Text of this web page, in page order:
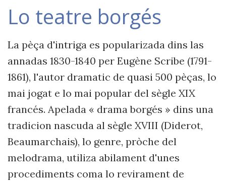
Lo teatre borgés
La pèça d'intriga es popularizada dins las
annadas 1830-1840 per Eugène Scribe (1791-
1861), l'autor dramatic de quasi 500 pèças, lo
mai jogat e lo mai popular del sègle XIX
francés. Apelada « drama borgés » dins una
tradicion nascuda al sègle XVIII (Diderot,
Beaumarchais), lo genre, pròche del
melodrama, utiliza abilament d'unes
procediments coma lo revirament de